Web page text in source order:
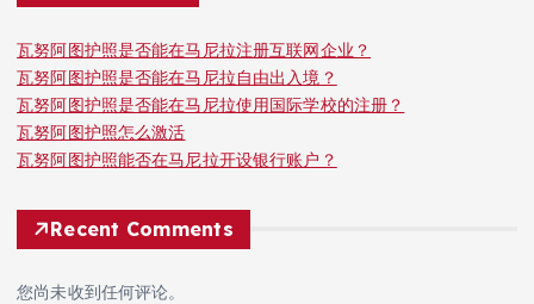
瓦努阿图护照是否能在马尼拉注册互联网企业？
瓦努阿图护照是否能在马尼拉自由出入境？
瓦努阿图护照是否能在马尼拉使用国际学校的注册？
瓦努阿图护照怎么激活
瓦努阿图护照能否在马尼拉开设银行账户？
Recent Comments
您尚未收到任何评论。